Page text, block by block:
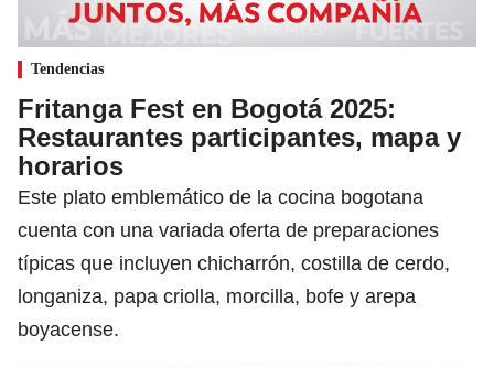
Tendencias
Fritanga Fest en Bogotá 2025:
Restaurantes participantes, mapa y
horarios
Este plato emblemático de la cocina bogotana
cuenta con una variada oferta de preparaciones
típicas que incluyen chicharrón, costilla de cerdo,
longaniza, papa criolla, morcilla, bofe y arepa
boyacense.